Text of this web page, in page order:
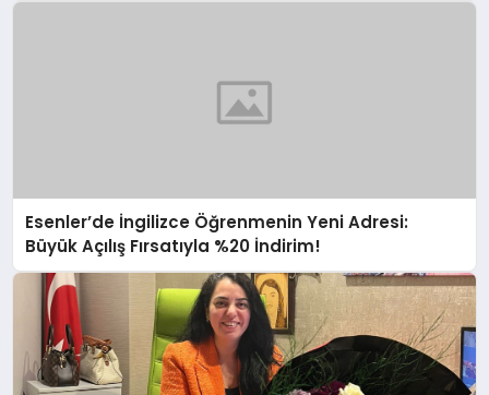
Esenler’de İngilizce Öğrenmenin Yeni Adresi:
Büyük Açılış Fırsatıyla %20 İndirim!